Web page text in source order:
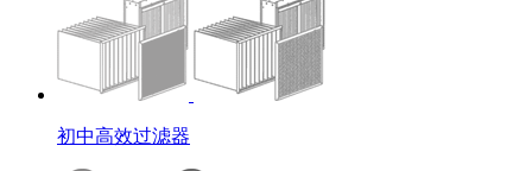
初中高效过滤器